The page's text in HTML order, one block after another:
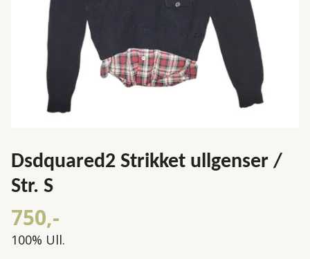
Dsdquared2 Strikket ullgenser /
Str. S
750,-
100% Ull.